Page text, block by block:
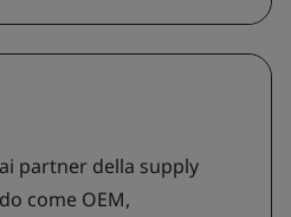
partner della supply
come OEM,